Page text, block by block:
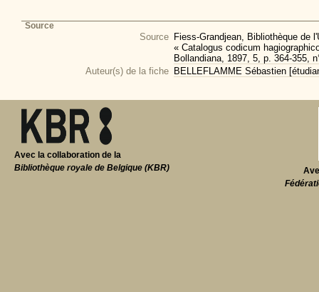
Source
Source Fiess-Grandjean, Bibliothèque de
« Catalogus codicum
Bollandiana, 1897, 5, p. 364-355,
Auteur(s) de la fiche BELLEFLAMME Sébastien
Avec la collaboration de la
Bibliothèque royale de Belgique (KBR)